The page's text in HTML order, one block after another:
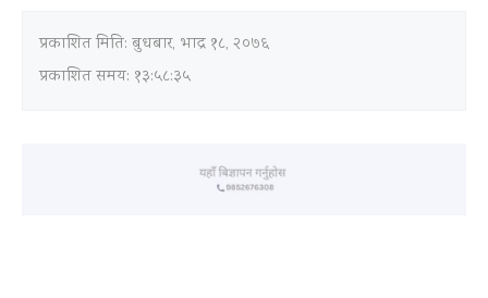
प्रकाशित मिति: बुधबार, भाद्र १८, २०७६
प्रकाशित समय: १३:५८:३५